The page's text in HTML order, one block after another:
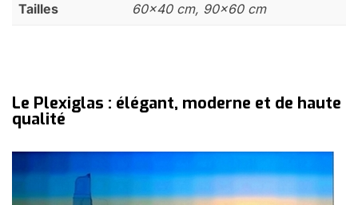
Tailles 60×40 cm, 90×60 cm
Le Plexiglas : élégant, moderne et de haute
qualité